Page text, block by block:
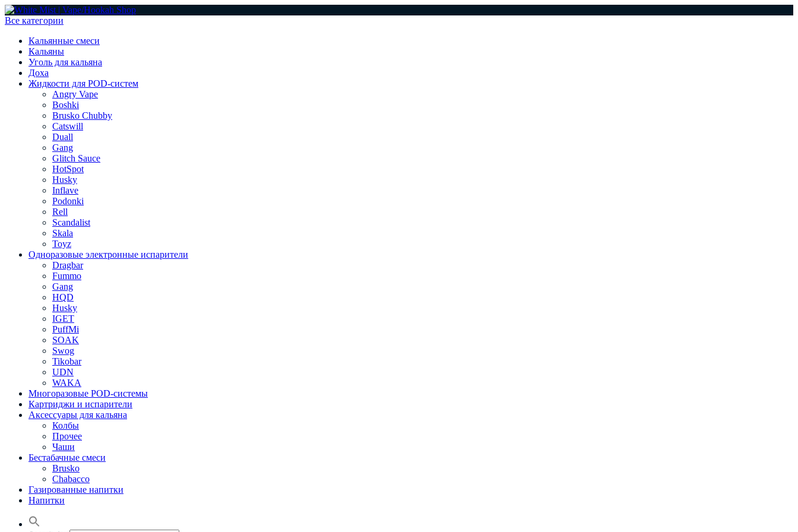
Все категории
Кальянные смеси
Кальяны
Уголь для кальяна
Доха
Жидкости для POD-систем
Angry Vape
Boshki
Brusko Chubby
Catswill
Duall
Gang
Glitch Sauce
HotSpot
Husky
Inflave
Podonki
Rell
Scandalist
Skala
Toyz
Одноразовые электронные испарители
Dragbar
Fummo
Gang
HQD
Husky
IGET
PuffMi
SOAK
Swog
Tikobar
UDN
WAKA
Многоразовые POD-системы
Картриджи и испарители
Аксессуары для кальяна
Колбы
Прочее
Чаши
Бестабачные смеси
Brusko
Chabacco
Газированные напитки
Напитки